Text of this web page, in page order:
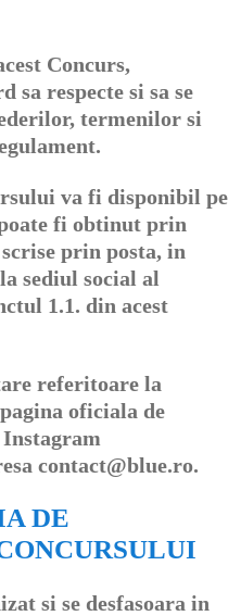
Concurs,
sa respecte si sa se
termenilor si
va fi disponibil pe
fi obtinut prin
prin posta, in
sediul social al
1.1. din acest
referitoare la
oficiala de
Instagram
contact@blue.ro.
DE
si se desfasoara in